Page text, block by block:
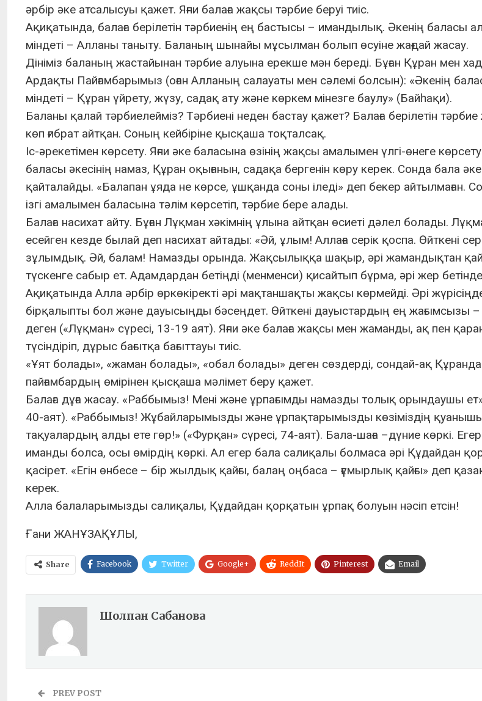
әрбір әке атсалысуы қажет. Яғни балаға жақсы тәрбие беруі тиіс.
Ақиқатында, балаға берілетін тәрбиенің ең бастысы – имандылық. Әкенің баласы
міндеті – Алланы таныту. Баланың шынайы мұсылман болып өсуіне жағдай жасау.
Дініміз баланың жастайынан тәрбие алуына ерекше мән береді. Бұған Құран мен
Ардақты Пайғамбарымыз (оған Алланың салауаты мен сәлемі болсын): «Әкенің
міндеті – Құран үйрету, жүзу, садақ ату және көркем мінезге баулу» (Байһақи).
Баланы қалай тәрбиелейміз? Тәрбиені неден бастау қажет? Балаға берілетін
көп ғибрат айтқан. Соның кейбіріне қысқаша тоқталсақ.
Іс-әрекетімен көрсету. Яғни әке баласына өзінің жақсы амалымен үлгі-өнеге
баласы әкесінің намаз, Құран оқығанын, садақа бергенін көру керек. Сонда бала
қайталайды. «Балапан ұяда не көрсе, ұшқанда соны іледі» деп бекер айтылмаған.
ізгі амалымен баласына тәлім көрсетіп, тәрбие бере алады.
Балаға насихат айту. Бұған Лұқман хәкімнің ұлына айтқан өсиеті дәлел болады.
есейген кезде былай деп насихат айтады: «Әй, ұлым! Аллаға серік қоспа. Өйткені
зұлымдық. Әй, балам! Намазды орында. Жақсылыққа шақыр, әрі жамандықтан
түскенге сабыр ет. Адамдардан бетіңді (менменси) қисайтып бұрма, әрі жер
Ақиқатында Алла әрбір өркөкіректі әрі мақтаншақты жақсы көрмейді. Әрі
бірқалыпты бол және дауысыңды бәсеңдет. Өйткені дауыстардың ең жағымсызы –
деген («Лұқман» сүресі, 13-19 аят). Яғни әке балаға жақсы мен жаманды, ақ пен
түсіндіріп, дұрыс бағытқа бағыттауы тиіс.
«Ұят болады», «жаман болады», «обал болады» деген сөздерді, сондай-ақ
пайғамбардың өмірінен қысқаша мәлімет беру қажет.
Балаға дұға жасау. «Раббымыз! Мені және ұрпағымды намазды толық орындаушы
40-аят). «Раббымыз! Жұбайларымызды және ұрпақтарымызды көзіміздің қуанышы
тақуалардың алды ете гөр!» («Фурқан» сүресі, 74-аят). Бала-шаға –дүние көркі.
иманды болса, осы өмірдің көркі. Ал егер бала салиқалы болмаса әрі Құдайдан
қасірет. «Егін өнбесе – бір жылдық қайғы, балаң оңбаса – ғұмырлық қайғы» деп
керек.
Алла балаларымызды салиқалы, Құдайдан қорқатын ұрпақ болуын нәсіп етсін!
Ғани ЖАНҰЗАҚҰЛЫ,
Share Facebook Twitter Google+ ReddIt Pinterest Email
Шолпан Сабанова
PREV POST